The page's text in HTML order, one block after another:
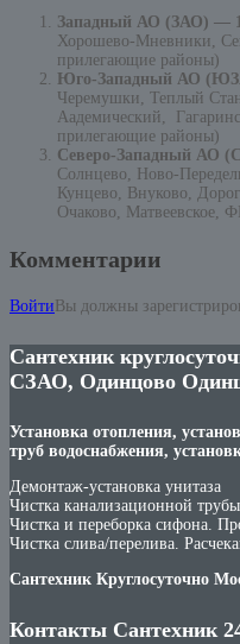
Западный АО (ЗАО) —
Хорошево-Мневники,
прилегающие районы)
Юго-Западный АО
Черемушки, Теплый
Аадемический,
прилегающие районы)
Северо-Западный АО
Солнцево, Ново-
Кунцево, Внуково,
Очаково, Матвеевское,
Комментарии
Войти Вы должны
Сантехник
СЗАО, Одинцово
Установка отопления,
труб водоснабжения,
Демонтаж-установка унитаза
Чистка канализационной трубы
Чистка и переборка сифона.
Чистка слива/перелива.
Сантехник Круглосуточно
Контакты Сантехник